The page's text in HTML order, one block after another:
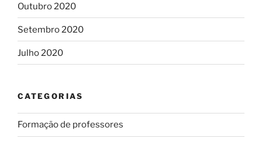
Outubro 2020
Setembro 2020
Julho 2020
CATEGORIAS
Formação de professores